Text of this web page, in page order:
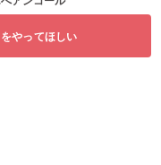
やってほしい